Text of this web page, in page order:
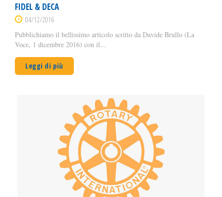
FIDEL & DECA
04/12/2016
Pubblichiamo il bellissimo articolo scritto da Davide Brullo (La
Voce, 1 dicembre 2016) con il...
Leggi di più